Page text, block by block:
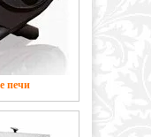
печи